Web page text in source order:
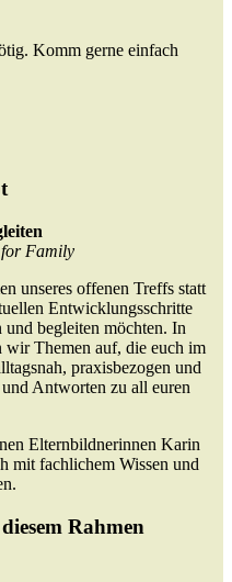
Komm gerne einfach
Family
unseres offenen Treffs statt
Entwicklungsschritte
begleiten möchten. In
wir Themen auf, die euch im
praxisbezogen und
Antworten zu all euren
Elternbildnerinnen Karin
mit fachlichem Wissen und
Rahmen